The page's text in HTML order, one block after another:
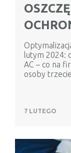
lutym 2024:
AC – co na
osoby
7 LUTEGO